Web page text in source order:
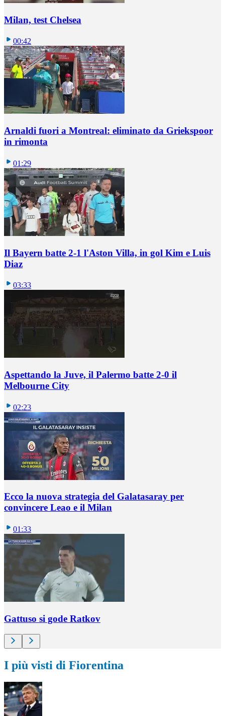
Milan, test Chelsea
00:42
Arnaldi fuori a Montreal: eliminato da Griekspoor
in rimonta
01:29
Il Bayern batte 2-1 l'Aston Villa, in gol Kim e Luis
Diaz
03:33
Aspettando la Juve, il Palermo batte 2-0 il
Melbourne City
02:23
Ecco la nuova strategia del Galatasaray per
convincere Leao e il Milan
01:33
Gattuso si gode Ratkov
I più visti di Fiorentina